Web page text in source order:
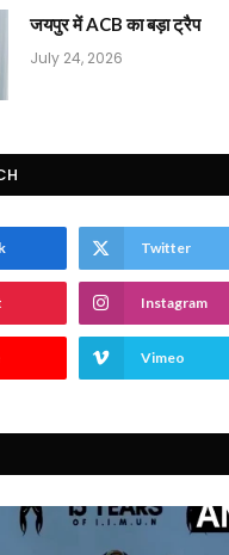
जयपुर में ACB का बड़ा ट्रैप
July 24, 2026
Twitter
Instagram
Vimeo